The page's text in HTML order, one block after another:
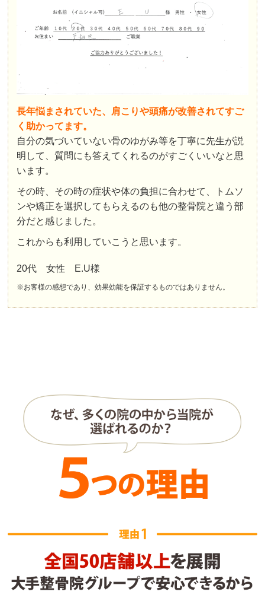
長年悩まされていた、肩こりや頭痛が改善されてすご
く助かってます。
自分の気づいていない骨のゆがみ等を丁寧に先生が説
明して、質問にも答えてくれるのがすごくいいなと思
います。
その時、その時の症状や体の負担に合わせて、トムソ
ンや矯正を選択してもらえるのも他の整骨院と違う部
分だと感じました。
これからも利用していこうと思います。
20代 女性 E.U様
※お客様の感想であり、効果効能を保証するものではありません。